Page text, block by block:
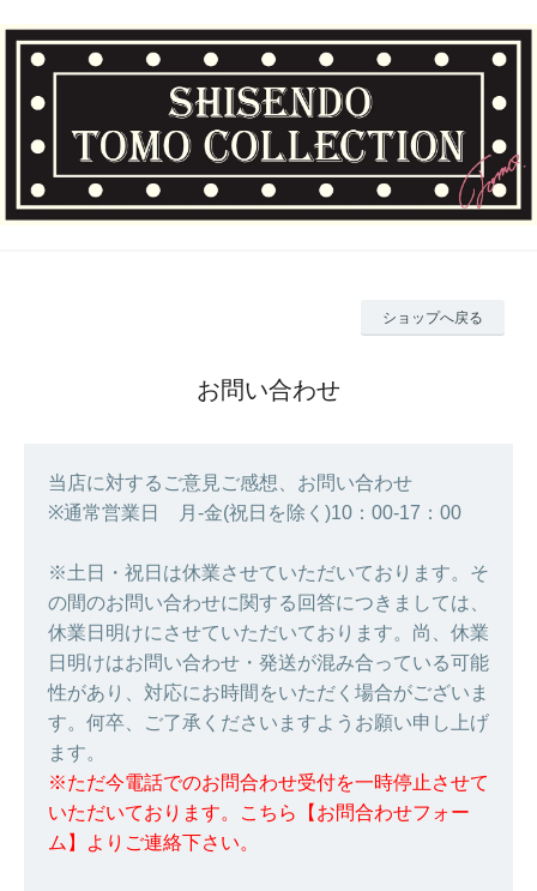
ショップへ戻る
お問い合わせ
当店に対するご意見ご感想、お問い合わせ
※通常営業日 月-金(祝日を除く)10：00-17：00
※土日・祝日は休業させていただいております。そ
の間のお問い合わせに関する回答につきましては、
休業日明けにさせていただいております。尚、休業
日明けはお問い合わせ・発送が混み合っている可能
性があり、対応にお時間をいただく場合がございま
す。何卒、ご了承くださいますようお願い申し上げ
ます。
※ただ今電話でのお問合わせ受付を一時停止させて
いただいております。こちら【お問合わせフォー
ム】よりご連絡下さい。